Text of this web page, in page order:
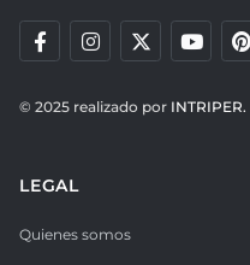
© 2025 realizado por INTRIPER.
LEGAL
Quienes somos